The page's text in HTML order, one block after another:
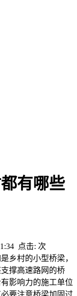
有哪些
点击: 次
乡村的小型桥梁，
撑高速路网的桥
影响力的施工单位
要注意桥梁加固过